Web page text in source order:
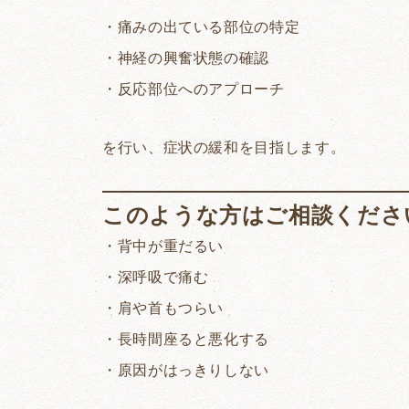
・痛みの出ている部位の特定
・神経の興奮状態の確認
・反応部位へのアプローチ
を行い、症状の緩和を目指します。
このような方はご相談くださ
・背中が重だるい
・深呼吸で痛む
・肩や首もつらい
・長時間座ると悪化する
・原因がはっきりしない